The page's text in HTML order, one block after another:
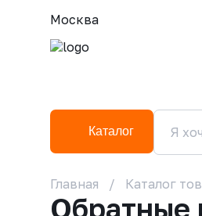
Москва
Каталог
Главная Каталог
Обратные